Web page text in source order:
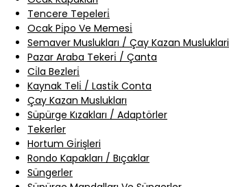
Tencere Tepeleri̇
Ocak Pi̇po Ve Memesi̇
Semaver Muslukları / Çay Kazan Musluklari
Pazar Araba Tekeri̇ / Çanta
Ci̇la Bezleri̇
Kaynak Teli̇ / Lasti̇k Conta
Çay Kazan Muslukları
Süpürge Kızakları / Adaptörler
Tekerler
Hortum Gi̇rişleri
Rondo Kapakları / Bıçaklar
Süngerler